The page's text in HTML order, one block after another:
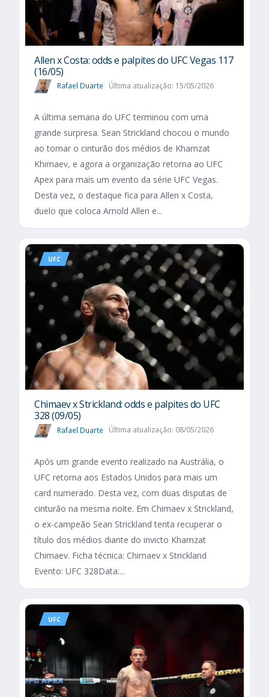
Allen x Costa: odds e palpites do UFC Vegas 117
(16/05)
Rafael Duarte Última atualização: 15/05/2026
A última semana do UFC terminou com uma
grande surpresa. Sean Strickland chocou o mundo
ao tomar o cinturão dos médios de Khamzat
Khimaev, e agora a organização retorna ao UFC
Apex para mais um evento da série UFC Vegas.
Desta vez, o destaque fica para Allen x Costa,
duelo que coloca Arnold Allen e...
UFC
Chimaev x Strickland: odds e palpites do UFC
328 (09/05)
Rafael Duarte Última atualização: 08/05/2026
Após um grande evento realizado na Austrália, o
UFC retorna aos Estados Unidos para mais um
card numerado. Desta vez, com duas disputas de
cinturão na mesma noite. Em Chimaev x Strickland,
o ex-campeão Sean Strickland tenta recuperar o
título dos médios diante do invicto Khamzat
Chimaev. Ficha técnica: Chimaev x Strickland
Evento: UFC 328Data:...
UFC